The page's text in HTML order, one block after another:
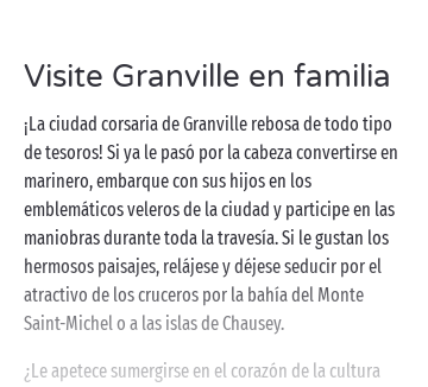
Sandaya para relajarse. A los más activos les esperan
¡Después de una jornada repleta de actividades,
instálese en la terraza de su mobile-home para pasar
una noche relajada antes de volver a empezar el día
siguiente!
Visite Granville en familia
¡La ciudad corsaria de Granville rebosa de todo tipo
de tesoros! Si ya le pasó por la cabeza convertirse en
marinero, embarque con sus hijos en los
emblemáticos veleros de la ciudad y participe en las
maniobras durante toda la travesía. Si le gustan los
hermosos paisajes, relájese y déjese seducir por el
atractivo de los cruceros por la bahía del Monte
Saint-Michel o a las islas de Chausey.
¿Le apetece sumergirse en el corazón de la cultura